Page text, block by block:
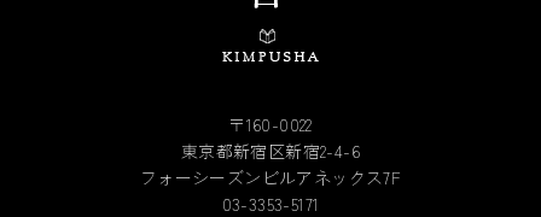
〒160-0022
東京都新宿区新宿2-4-6
フォーシーズンビルアネックス7F
03-3353-5171